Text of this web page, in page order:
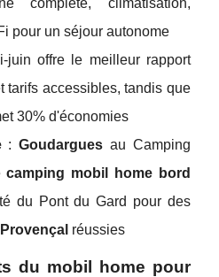
pour un séjour autonome
juin offre le meilleur rapport
tarifs accessibles, tandis que
30% d'économies
:Goudargues au Camping
camping mobil home bord
du Pont du Gard pour des
réussies
du mobil home pour